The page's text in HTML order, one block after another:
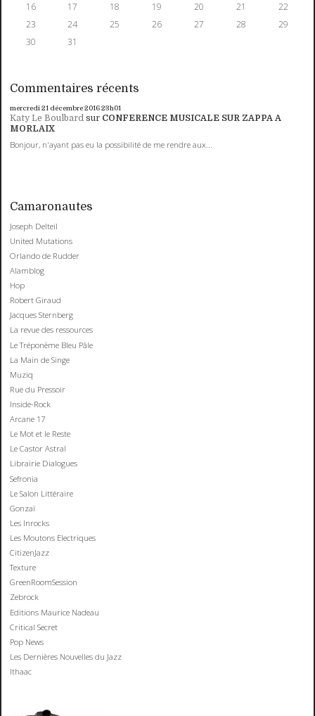
16
17 18 19 20 21
22
23
24 25 26 27 28
29
30
31
Commentaires récents
mercredi 21 décembre 201623h01
Katy Le Boulbard sur CONFERENCE MUSICALE SUR ZAPPA A
MORLAIX
Bonjour, n'ayant pas eu la possibilité de me rendre aux...
Camaronautes
Joseph Delteil
United Mutations
Orlando de Rudder
Alamblog
Hop
Robert Giraud
Jacques Sternberg
La revue des ressources
Le Tréponème Bleu Pâle
La Main de Singe
Muziq
Rue du Pressoir
Inside-Rock
Arcane 17
Le Mot et le Reste
Le Castor Astral
Librairie Dialogues
Sefronia
Le Salon Littéraire
Gonzaï
Les Inrocks
Les Moutons Electriques
CitizenJazz
Texture
GreenRoomSession
Zebrock
Editions Maurice Nadeau
Critical Secret
Pop News
Les Dernières Nouvelles du Jazz
Ithaac